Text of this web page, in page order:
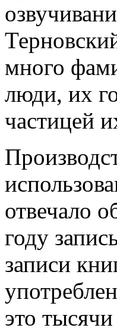
много
люди, их
частицей
отвечало
году
записи
это